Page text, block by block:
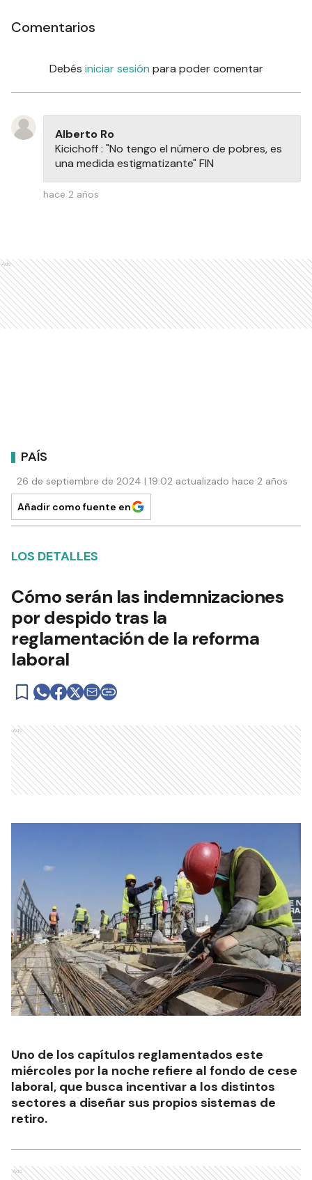
Comentarios
Debés iniciar sesión para poder comentar
Alberto Ro
Kicichoff : "No tengo el número de pobres, es
una medida estigmatizante" FIN
hace 2 años
Ads
PAÍS
26 de septiembre de 2024 | 19:02 actualizado hace 2 años
Añadir como fuente en
LOS DETALLES
Cómo serán las indemnizaciones
por despido tras la
reglamentación de la reforma
laboral
Ads
Uno de los capítulos reglamentados este
miércoles por la noche refiere al fondo de cese
laboral, que busca incentivar a los distintos
sectores a diseñar sus propios sistemas de
retiro.
Ads